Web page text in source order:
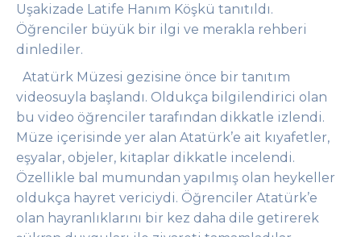
Uşakizade Latife Hanım Köşkü tanıtıldı.
Öğrenciler büyük bir ilgi ve merakla rehberi
dinlediler.
Atatürk Müzesi gezisine önce bir tanıtım
videosuyla başlandı. Oldukça bilgilendirici olan
bu video öğrenciler tarafından dikkatle izlendi.
Müze içerisinde yer alan Atatürk’e ait kıyafetler,
eşyalar, objeler, kitaplar dikkatle incelendi.
Özellikle bal mumundan yapılmış olan heykeller
oldukça hayret vericiydi. Öğrenciler Atatürk’e
olan hayranlıklarını bir kez daha dile getirerek